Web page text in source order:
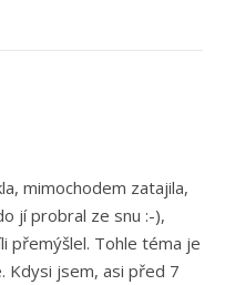
mimochodem zatajila,
jí probral ze snu :-),
přemýšlel. Tohle téma je
Kdysi jsem, asi před 7